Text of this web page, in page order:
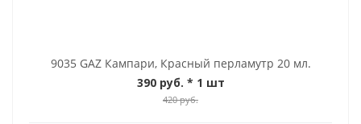
9035 GAZ Кампари, Красный перламутр 20 мл.
390 руб. * 1 шт
420 руб.